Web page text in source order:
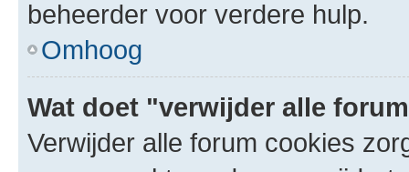
beheerder voor verdere hulp.
Omhoog
Wat doet "verwijder alle
Verwijder alle forum cookies